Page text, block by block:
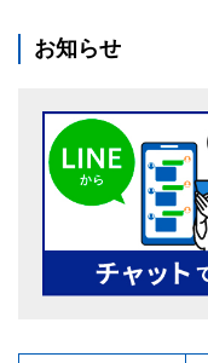
お知らせ